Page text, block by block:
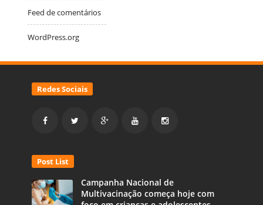
Feed de comentários
WordPress.org
Redes Sociais
Post List
Campanha Nacional de
Multivacinação começa hoje com